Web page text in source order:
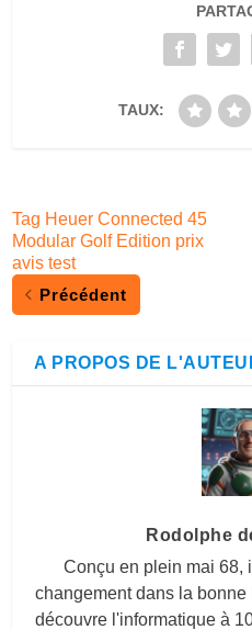
TAUX:
Tag Heuer Connected 45
Modular Golf Edition prix
avis test
Précédent
A PROPOS DE
Rodolphe
Conçu en plein mai 68,
changement dans la
découvre l'informatique à